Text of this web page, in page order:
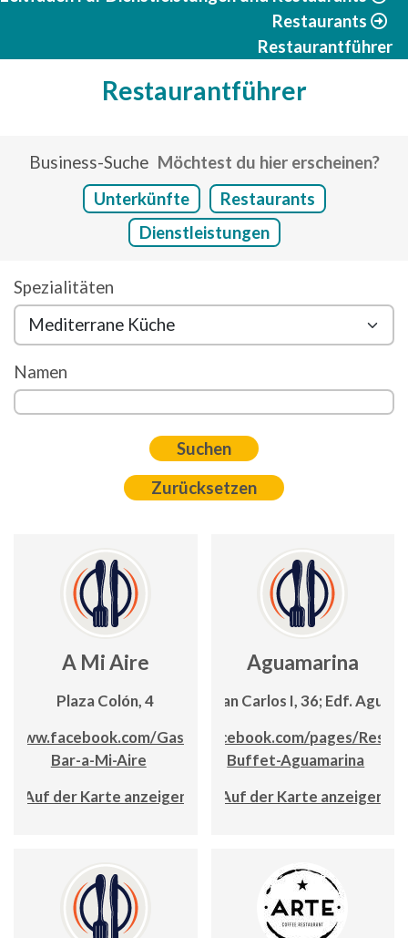
Restaurants
Restaurantführer
Restaurantführer
Business-Suche Möchtest du hier erscheinen?
Unterkünfte
Restaurants
Dienstleistungen
Spezialitäten
Namen
A Mi Aire
Plaza Colón, 4
www.facebook.com/Gastro-
Bar-a-Mi-Aire
Auf der Karte anzeigen
Aguamarina
Avda. Juan Carlos I, 36; Edf.
www.facebook.com/pages/
Buffet-Aguamarina
Auf der Karte anzeigen